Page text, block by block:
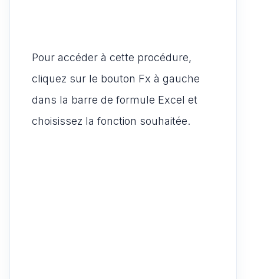
Pour accéder à cette procédure,
cliquez sur le bouton Fx à gauche
dans la barre de formule Excel et
choisissez la fonction souhaitée.